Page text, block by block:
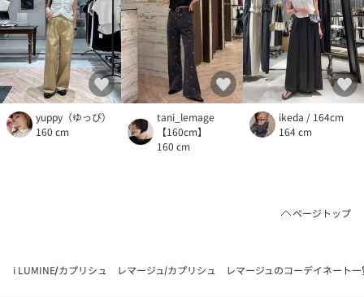
yuppy（ゆっぴ）
160 cm
tani_lemage
【160cm】
160 cm
ikeda / 164cm
164 cm
ページトップ
i LUMINE カプリシュ レマージュ カプリシュ レマージュのコーデイネート一